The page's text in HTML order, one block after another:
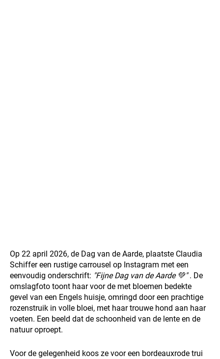
Op 22 april 2026, de Dag van de Aarde, plaatste Claudia
Schiffer een rustige carrousel op Instagram met een
eenvoudig onderschrift: "Fijne Dag van de Aarde 💚". De
omslagfoto toont haar voor de met bloemen bedekte
gevel van een Engels huisje, omringd door een prachtige
rozenstruik in volle bloei, met haar trouwe hond aan haar
voeten. Een beeld dat de schoonheid van de lente en de
natuur oproept.
Voor de gelegenheid koos ze voor een bordeauxrode trui